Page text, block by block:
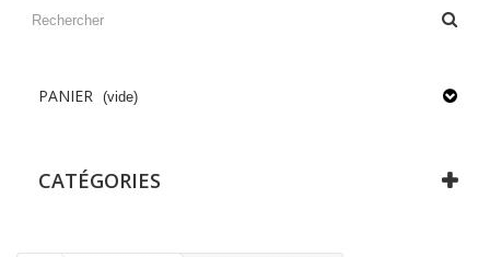
PANIER (vide)
CATÉGORIES